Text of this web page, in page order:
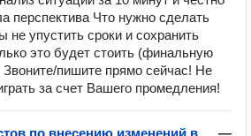
перспектива Что нужно сделать
не упустить сроки и сохранить
это будет стоить (финальную
пишите прямо сейчас! Не
за счет Вашего промедления!
по внесению изменений в —